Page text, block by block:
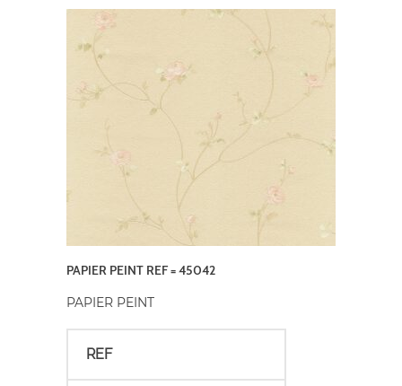
PAPIER PEINT REF = 45042
PAPIER PEINT
REF